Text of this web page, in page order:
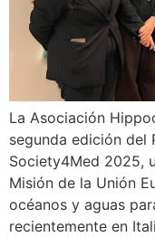
La Asociación
segunda edición del
Society4Med 2025,
Misión de la Unión
océanos y aguas
recientemente en